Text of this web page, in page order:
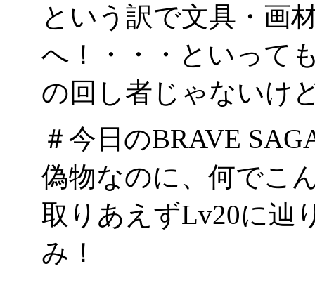
という訳で文具・画
へ！・・・といって
の回し者じゃないけ
＃今日のBRAVE
偽物なのに、何でこ
取りあえずLv20に辿
み！